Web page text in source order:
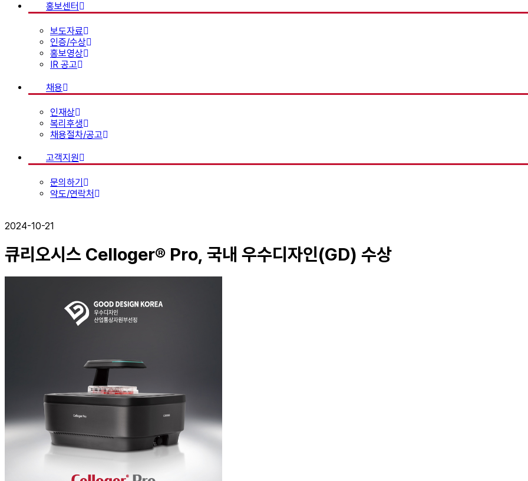
홍보센터
보도자료
인증/수상
홍보영상
IR 공고
채용
인재상
복리후생
채용절차/공고
고객지원
문의하기
약도/연락처
2024-10-21
큐리오시스 Celloger® Pro, 국내 우수디자인(GD) 수상